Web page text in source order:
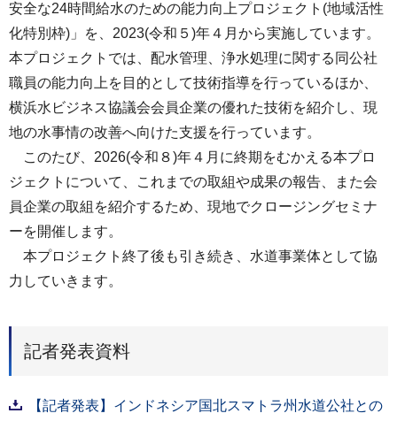
安全な24時間給水のための能力向上プロジェクト(地域活性
化特別枠)」を、2023(令和５)年４月から実施しています。
本プロジェクトでは、配水管理、浄水処理に関する同公社
職員の能力向上を目的として技術指導を行っているほか、
横浜水ビジネス協議会会員企業の優れた技術を紹介し、現
地の水事情の改善へ向けた支援を行っています。
このたび、2026(令和８)年４月に終期をむかえる本プロ
ジェクトについて、これまでの取組や成果の報告、また会
員企業の取組を紹介するため、現地でクロージングセミナ
ーを開催します。
本プロジェクト終了後も引き続き、水道事業体として協
力していきます。
記者発表資料
【記者発表】インドネシア国北スマトラ州水道公社との